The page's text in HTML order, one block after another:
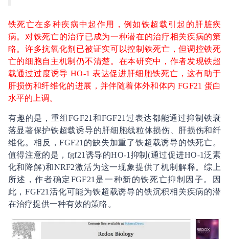
铁死亡在多种疾病中起作用，例如铁超载引起的肝脏疾
病。对铁死亡的治疗已成为一种潜在的治疗相关疾病的策
略。许多抗氧化剂已被证实可以控制铁死亡，但调控铁死
亡的细胞自主机制仍不清楚。在本研究中，作者发现铁超
载通过过度诱导 HO-1 表达促进肝细胞铁死亡，这有助于
肝损伤和纤维化的进展，并伴随着体外和体内 FGF21 蛋白
水平的上调。
有趣的是，重组FGF21 和FGF21 过表达都能通过抑制铁衰
落显著保护铁超载诱导的肝细胞线粒体损伤、肝损伤和纤
维化。相反，FGF21 的缺失加重了铁超载诱导的铁死亡。
值得注意的是， fgf21 诱导的HO-1 抑制(通过促进HO-1泛素
化和降解)和NRF2激活为这一现象提供了机制解释。综上
所述，作者确定FGF21 是一种新的铁死亡抑制因子。因
此，FGF21 活化可能为铁超载诱导的铁沉积相关疾病的潜
在治疗提供一种有效的策略。